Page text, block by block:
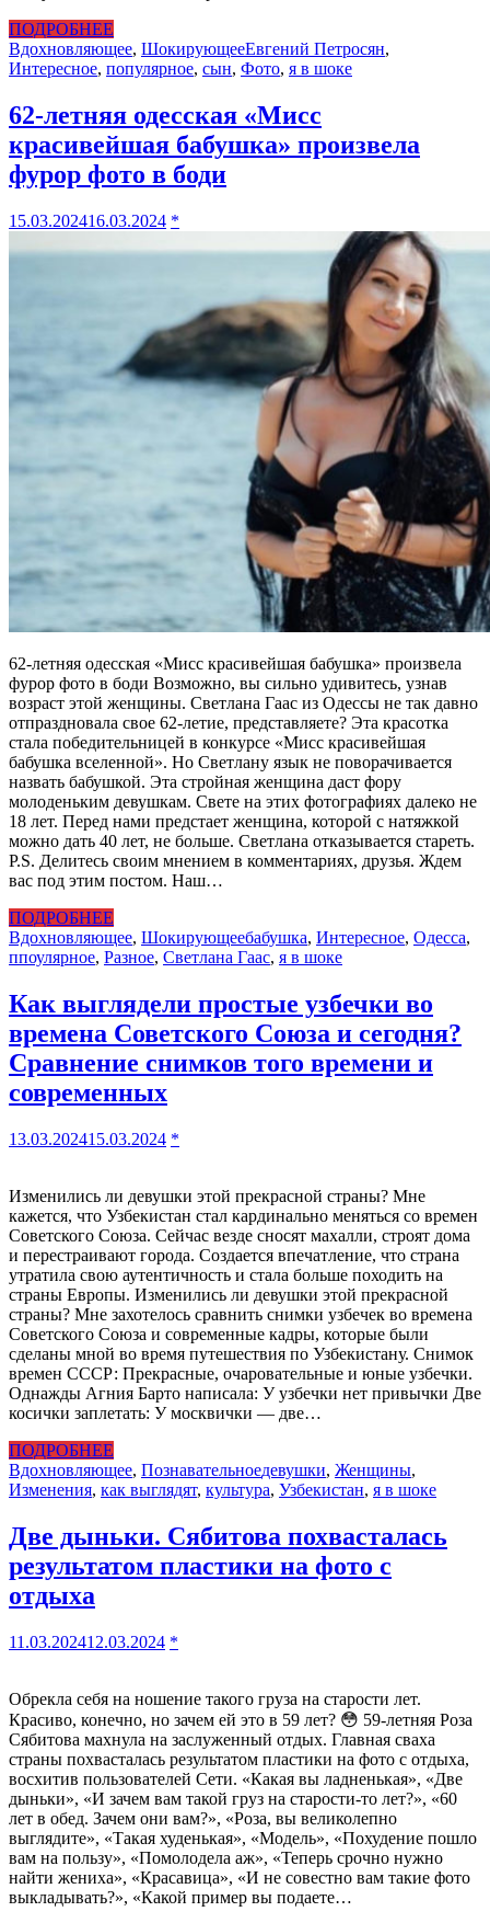
ПОДРОБНЕЕ
Вдохновляющее, ШокирующееЕвгений Петросян,
Интересное, популярное, сын, Фото, я в шоке
62-летняя одесская «Мисс
красивейшая бабушка» произвела
фурор фото в боди
15.03.202416.03.2024 *
62-летняя одесская «Мисс красивейшая бабушка» произвела
фурор фото в боди Возможно, вы сильно удивитесь, узнав
возраст этой женщины. Светлана Гаас из Одессы не так давно
отпраздновала свое 62-летие, представляете? Эта красотка
стала победительницей в конкурсе «Мисс красивейшая
бабушка вселенной». Но Светлану язык не поворачивается
назвать бабушкой. Эта стройная женщина даст фору
молоденьким девушкам. Свете на этих фотографиях далеко не
18 лет. Перед нами предстает женщина, которой с натяжкой
можно дать 40 лет, не больше. Светлана отказывается стареть.
P.S. Делитесь своим мнением в комментариях, друзья. Ждем
вас под этим постом. Наш…
ПОДРОБНЕЕ
Вдохновляющее, Шокирующеебабушка, Интересное, Одесса,
ппоулярное, Разное, Светлана Гаас, я в шоке
Как выглядели простые узбечки во
времена Советского Союза и сегодня?
Сравнение снимков того времени и
современных
13.03.202415.03.2024 *
Изменились ли девушки этой прекрасной страны? Мне
кажется, что Узбекистан стал кардинально меняться со времен
Советского Союза. Сейчас везде сносят махалли, строят дома
и перестраивают города. Создается впечатление, что страна
утратила свою аутентичность и стала больше походить на
страны Европы. Изменились ли девушки этой прекрасной
страны? Мне захотелось сравнить снимки узбечек во времена
Советского Союза и современные кадры, которые были
сделаны мной во время путешествия по Узбекистану. Снимок
времен СССР: Прекрасные, очаровательные и юные узбечки.
Однажды Агния Барто написала: У узбечки нет привычки Две
косички заплетать: У москвички — две…
ПОДРОБНЕЕ
Вдохновляющее, Познавательноедевушки, Женщины,
Изменения, как выглядят, культура, Узбекистан, я в шоке
Две дыньки. Сябитова похвасталась
результатом пластики на фото с
отдыха
11.03.202412.03.2024 *
Обрекла себя на ношение такого груза на старости лет.
Красиво, конечно, но зачем ей это в 59 лет? 😳 59-летняя Роза
Сябитова махнула на заслуженный отдых. Главная сваха
страны похвасталась результатом пластики на фото с отдыха,
восхитив пользователей Сети. «Какая вы ладненькая», «Две
дыньки», «И зачем вам такой груз на старости-то лет?», «60
лет в обед. Зачем они вам?», «Роза, вы великолепно
выглядите», «Такая худенькая», «Модель», «Похудение пошло
вам на пользу», «Помолодела аж», «Теперь срочно нужно
найти жениха», «Красавица», «И не совестно вам такие фото
выкладывать?», «Какой пример вы подаете…